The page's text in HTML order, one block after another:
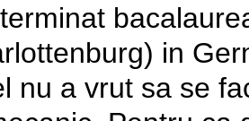
in
nu a vrut sa se